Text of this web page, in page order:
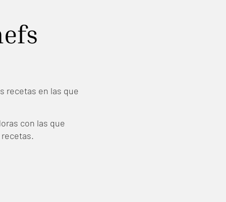
recetas en las que
con las que